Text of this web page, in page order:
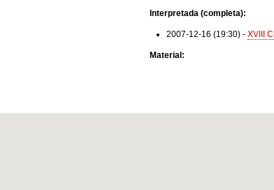
Interpretada (completa):
2007-12-16 (19:30) - XVIII
Material: